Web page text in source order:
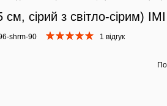
сірий з світло-сірим)
shrm-90 1 відгук